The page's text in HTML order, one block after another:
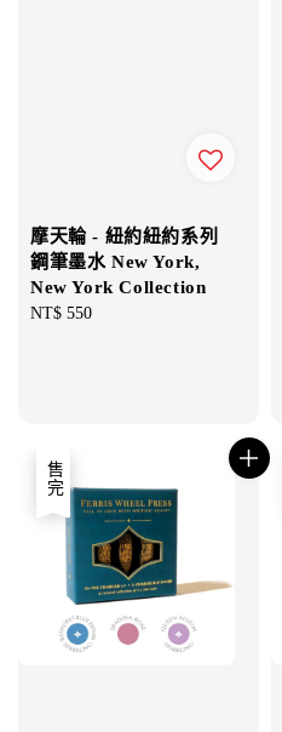
摩天輪 - 紐約紐約系列
鋼筆墨水 New York,
New York Collection
Regular
NT$ 550
售完